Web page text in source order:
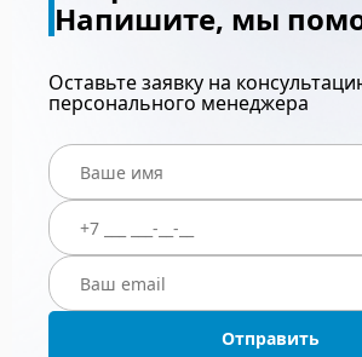
Напишите, мы
Оставьте заявку на
персонального менеджера
Отправить